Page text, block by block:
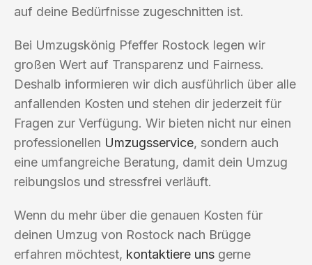
auf deine Bedürfnisse zugeschnitten ist.
Bei Umzugskönig Pfeffer Rostock legen wir
großen Wert auf Transparenz und Fairness.
Deshalb informieren wir dich ausführlich über alle
anfallenden Kosten und stehen dir jederzeit für
Fragen zur Verfügung. Wir bieten nicht nur einen
professionellen Umzugsservice, sondern auch
eine umfangreiche Beratung, damit dein Umzug
reibungslos und stressfrei verläuft.
Wenn du mehr über die genauen Kosten für
deinen Umzug von Rostock nach Brügge
erfahren möchtest, kontaktiere uns gerne